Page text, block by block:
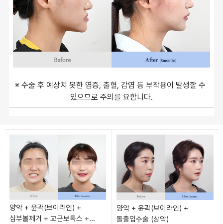
※ 수술 후 예상치 못한 염증, 출혈, 감염 등 부작용이 발생할 수
있으므로 주의를 요합니다.
양악 + 윤곽(브이라인) +
심부볼제거 + 교근보톡스 +
양악 + 윤곽(브이라인) +
돌출입수술 (상악)